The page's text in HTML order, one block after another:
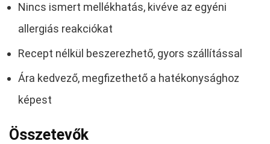
Nincs ismert mellékhatás, kivéve az egyéni
allergiás reakciókat
Recept nélkül beszerezhető, gyors szállítással
Ára kedvező, megfizethető a hatékonysághoz
képest
Összetevők